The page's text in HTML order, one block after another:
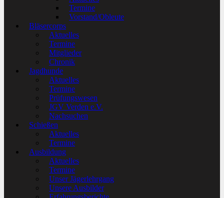
Termine
Vorstand/Obleute
Bläsercorps
Aktuelles
Termine
Mitglieder
Chronik
Jagdhunde
Aktuelles
Termine
Prüfungswesen
JGV Verden e.V.
Nachsuchen
Schießen
Aktuelles
Termine
Ausbildung
Aktuelles
Termine
Unser Jägerlehrgang
Unsere Ausbilder